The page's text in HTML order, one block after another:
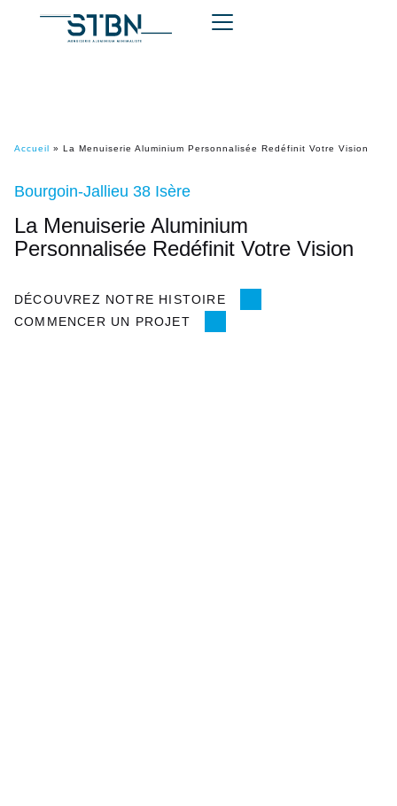
Accueil » La Menuiserie Aluminium Personnalisée Redéfinit Votre Vision
Bourgoin-Jallieu 38 Isère
La Menuiserie Aluminium
Personnalisée Redéfinit Votre Vision
DÉCOUVREZ NOTRE HISTOIRE
COMMENCER UN PROJET